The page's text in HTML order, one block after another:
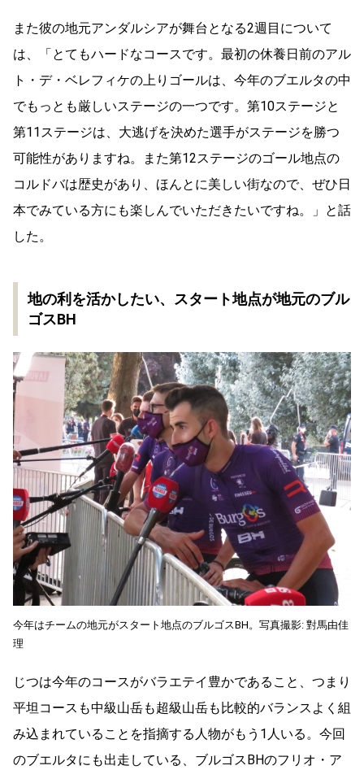
また彼の地元アンダルシアが舞台となる2週目について
は、「とてもハードなコースです。最初の休養日前のアル
ト・デ・ベレフィケの上りゴールは、今年のブエルタの中
でもっとも厳しいステージの一つです。第10ステージと
第11ステージは、大逃げを決めた選手がステージを勝つ
可能性がありますね。また第12ステージのゴール地点の
コルドバは歴史があり、ほんとに美しい街なので、ぜひ日
本でみている方にも楽しんでいただきたいですね。」と話
した。
地の利を活かしたい、スタート地点が地元のブル
ゴスBH
今年はチームの地元がスタート地点のブルゴスBH。写真撮影: 對馬由佳
理
じつは今年のコースがバラエテイ豊かであること、つまり
平坦コースも中級山岳も超級山岳も比較的バランスよく組
み込まれていることを指摘する人物がもう1人いる。今回
のブエルタにも出走している、ブルゴスBHのフリオ・ア